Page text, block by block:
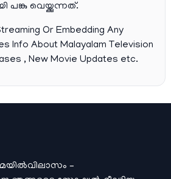
പങ്കു വെയ്ക്കുന്നത്.
Or Embedding Any
Info About Malayalam Television
, New Movie Updates etc.
–